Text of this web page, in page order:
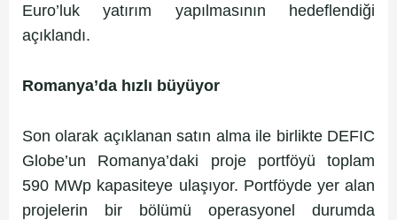
Euro’luk yatırım yapılmasının hedeflendiği
açıklandı.
Romanya’da hızlı büyüyor
Son olarak açıklanan satın alma ile birlikte DEFIC
Globe’un Romanya’daki proje portföyü toplam
590 MWp kapasiteye ulaşıyor. Portföyde yer alan
projelerin bir bölümü operasyonel durumda